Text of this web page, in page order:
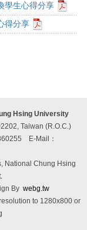
學生心得分享
得分享
Hsing University
Taiwan (R.O.C.)
E-Mail：
National Chung Hsing
By webg.tw
to 1280x800 or